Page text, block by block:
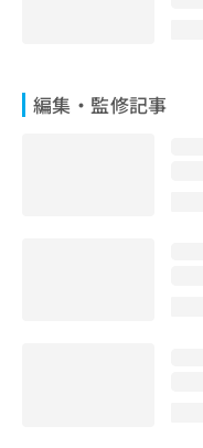
編集・監修記事